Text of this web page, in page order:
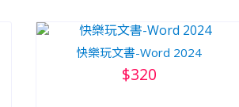
快樂玩文書-Word 2024
$320